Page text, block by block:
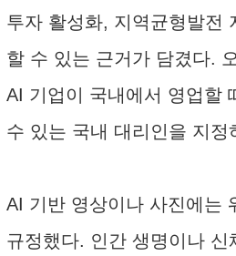
투자 활성화, 지역균형발전
할 수 있는 근거가 담겼다.
AI 기업이 국내에서 영업할
수 있는 국내 대리인을 지정
AI 기반 영상이나 사진에는
규정했다. 인간 생명이나 신